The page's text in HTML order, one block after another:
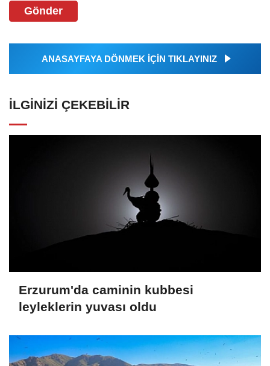
Gönder
ANASAYFAYA DÖNMEK İÇİN TIKLAYINIZ
İLGINIZI ÇEKEBILIR
Erzurum'da caminin kubbesi
leyleklerin yuvası oldu